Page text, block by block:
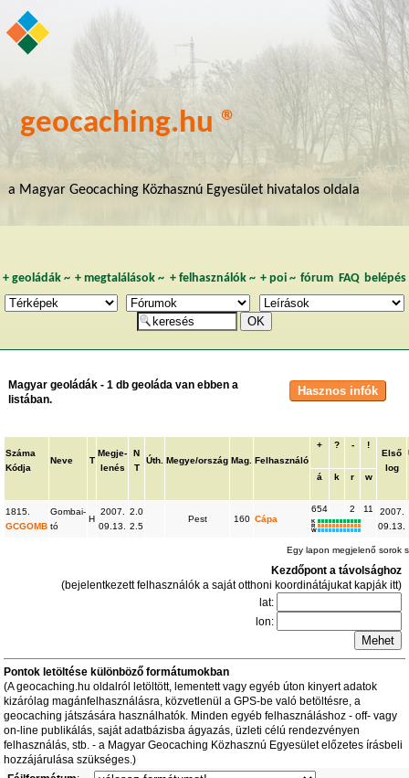
geocaching.hu ®
a Magyar Geocaching Közhasznú Egyesület hivatalos oldala
+ geoládák~ +megtalálások ~ + felhasználók~ + poi~ fórum FAQ belépés
Magyar geoládák - 1 db geoláda van ebben a
listában.
Száma
Kódja
Neve T
Megje-
lenés
N
T
Úth. Megye/ország Mag. Felhasználó
+ ? -
!
Első
log
á k r w
1815.
GCGOMB
Gombai-
tó
H
2007.
09.13.
2.0
2.5
Pest 160 Cápa
654 2 11
2007.
09.13.
K
R
W
Egy lapon megjelenő sorok
Kezdőpont a távolsághoz
(bejelentkezett felhasználók a saját otthoni koordinátájukat kapják itt)
lat:
lon:
Pontok letöltése különböző formátumokban
(A geocaching.hu oldalról letöltött, lementett vagy egyéb úton kinyert adatok
kizárólag magánfelhasználásra, közvetlenül a GPS-be való betöltésre, a
geocaching játszására használhatók. Minden egyéb felhasználáshoz - off- vagy
on-line publikálás, saját adatbázisba ágyazás, üzleti célú rendezvényen
felhasználás, stb. - a Magyar Geocaching Közhasznú Egyesület előzetes írásbeli
hozzájárulása szükséges.)